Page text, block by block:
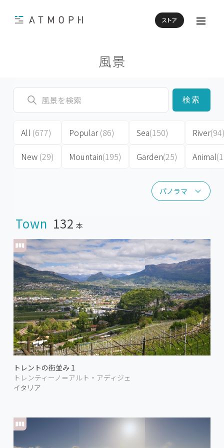
ストア
風景
パノラマ
パノラマ
検索
All (677)
New (29)
Popular(86)
Mountain(195)
Sea(150)
Garden(25)
River
Animal
Town 132 本
トレントの街並み 1
トレンティーノ＝アルト・アディジェ
イタリア